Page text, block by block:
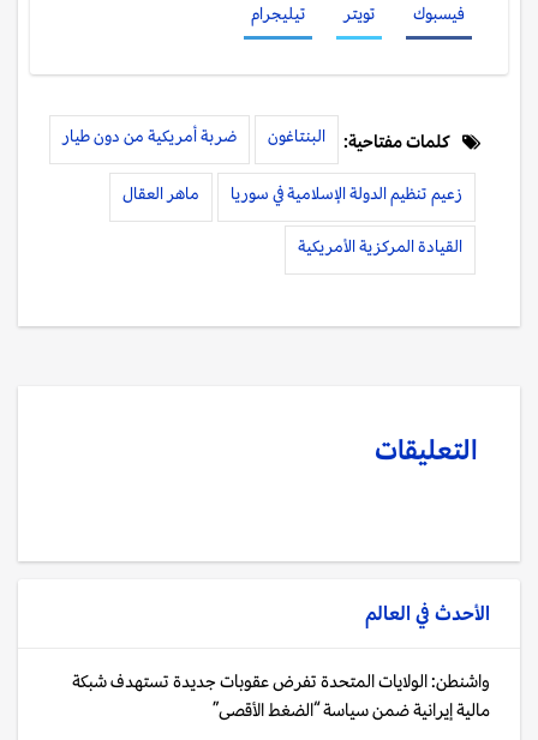
فيسبوك تويتر تيليجرام
كلمات مفتاحية: البنتاغون ضربة أمريكية من دون طيار
زعيم تنظيم الدولة الإسلامية في سوريا ماهر العقال
القيادة المركزية الأمريكية
التعليقات
الأحدث في العالم
واشنطن: الولايات المتحدة تفرض عقوبات جديدة تستهدف شبكة
مالية إيرانية ضمن سياسة “الضغط الأقصى”